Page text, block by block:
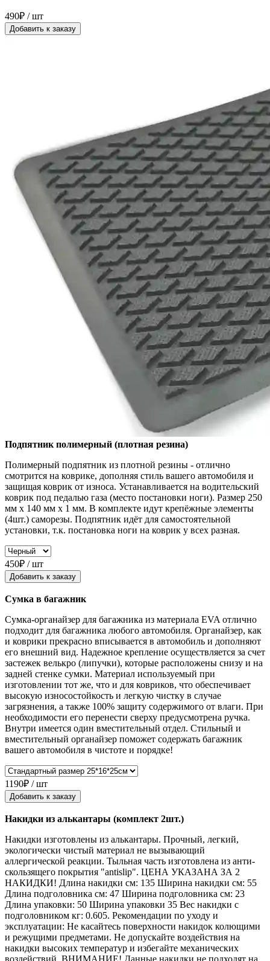
490₽ / шт
Добавить к заказу
Подпятник полимерный (плотная резина)
Полимерный подпятник из плотной резины - отлично
смотрится на коврике, дополняя стиль вашего автомобиля и
защищая коврик от износа. Устанавливается на водительский
коврик под педалью газа (место постановки ноги). Размер 250
мм x 140 мм x 1 мм. В комплекте идут крепёжные элементы
(4шт.) саморезы. Подпятник идёт для самостоятельной
установки, т.к. постановка ноги на коврик у всех разная.
450₽ / шт
Добавить к заказу
Сумка в багажник
Сумка-органайзер для багажника из материала EVA отлично
подходит для багажника любого автомобиля. Органайзер, как
и коврики прекрасно вписывается в автомобиль и дополняют
его внешний вид. Надежное крепление осуществляется за счет
застежек велькро (липучки), которые расположены снизу и на
задней стенке сумки. Материал используемый при
изготовлении тот же, что и для ковриков, что обеспечивает
высокую износостойкость и легкую чистку в случае
загрязнения, а также 100% защиту содержимого от влаги. При
необходимости его перенести сверху предусмотрена ручка.
Внутри имеется один вместительный отдел. Стильный и
вместительный органайзер поможет содержать багажник
вашего автомобиля в чистоте и порядке!
1190₽ / шт
Добавить к заказу
Накидки из алькантары (комплект 2шт.)
Накидки изготовлены из алькантары. Прочный, легкий,
экологически чистый материал не вызывающий
аллергической реакции. Тыльная часть изготовлена из анти-
скользящего покрытия "antislip". ЦЕНА УКАЗАНА ЗА 2
НАКИДКИ! Длина накидки см: 135 Ширина накидки см: 55
Длина подголовника см: 47 Ширина подголовника см: 23
Длина упаковки: 50 Ширина упаковки 35 Вес накидки с
подголовником кг: 0.605. Рекомендации по уходу и
эксплуатации: Не касайтесь поверхности накидок колющими
и режущими предметами. Не допускайте воздействия на
накидки высоких температур и избегайте механических